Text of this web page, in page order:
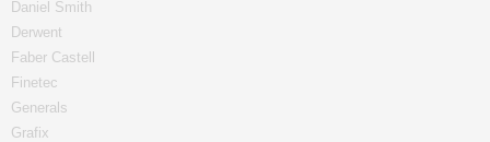
Daniel Smith
Derwent
Faber Castell
Finetec
Generals
Grafix